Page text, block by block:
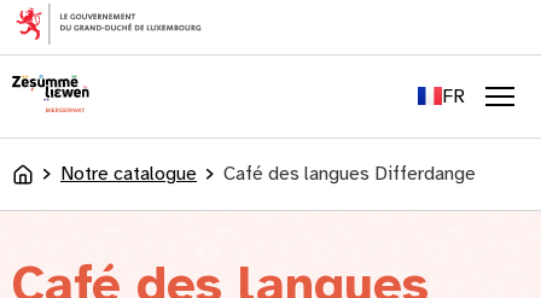
principal
FR
LU
AccueilNotre catalogue Café des langues Differdange
Café des langues